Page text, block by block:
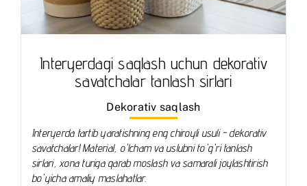
Interyerdagi saqlash uchun dekorativ
savatchalar tanlash sirlari
Dekorativ saqlash
Interyerda tartib yaratishning eng chiroyli usuli - dekorativ
savatchalar! Material, o'lcham va uslubni to'g'ri tanlash
sirlari, xona turiga qarab moslash va samarali joylashtirish
bo'yicha amaliy maslahatlar.